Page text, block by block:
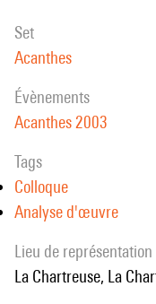
set
Acanthes
évènements
Acanthes 2003
Tags
Colloque
Analyse d'œuvre
Lieu de représentation
La Chartreuse, La